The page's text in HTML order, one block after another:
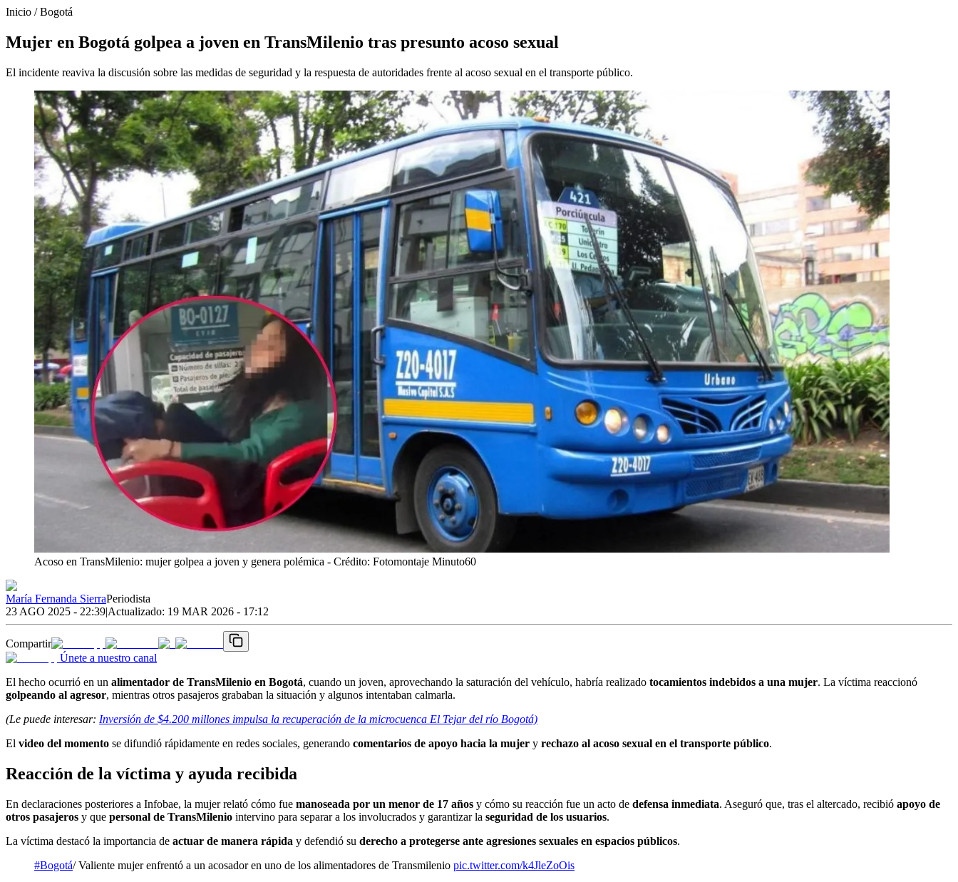
Inicio /Bogotá
Mujer en Bogotá golpea a joven en TransMilenio tras presunto acoso sexual
El incidente reaviva la discusión sobre las medidas de seguridad y la respuesta de autoridades frente al acoso sexual en el transporte público.
Acoso en TransMilenio: mujer golpea a joven y genera polémica - Crédito: Fotomontaje Minuto60
María Fernanda SierraPeriodista
23 AGO 2025 - 22:39|Actualizado: 19 MAR 2026 - 17:12
Compartir
Únete a nuestro canal
El hecho ocurrió en un alimentador de TransMilenio en Bogotá, cuando un joven, aprovechando la saturación del vehículo, habría realizado tocamientos indebidos a una mujer. La víctima reaccionó
golpeando al agresor, mientras otros pasajeros grababan la situación y algunos intentaban calmarla.
(Le puede interesar: Inversión de $4.200 millones impulsa la recuperación de la microcuenca El Tejar del río Bogotá)
El video del momento se difundió rápidamente en redes sociales, generando comentarios de apoyo hacia la mujer y rechazo al acoso sexual en el transporte público.
Reacción de la víctima y ayuda recibida
En declaraciones posteriores a Infobae, la mujer relató cómo fue manoseada por un menor de 17 años y cómo su reacción fue un acto de defensa inmediata. Aseguró que, tras el altercado, recibió apoyo de
otros pasajeros y que personal de TransMilenio intervino para separar a los involucrados y garantizar la seguridad de los usuarios.
La víctima destacó la importancia de actuar de manera rápida y defendió su derecho a protegerse ante agresiones sexuales en espacios públicos.
#Bogotá/ Valiente mujer enfrentó a un acosador en uno de los alimentadores de Transmilenio pic.twitter.com/k4JleZoOis